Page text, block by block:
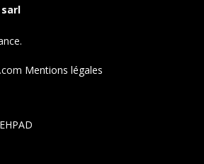
Mentions légales